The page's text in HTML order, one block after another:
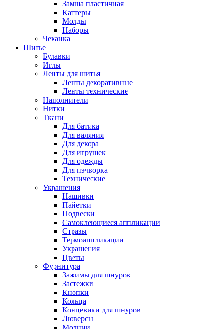
Замша пластичная
Каттеры
Молды
Наборы
Чеканка
Шитье
Булавки
Иглы
Ленты для шитья
Ленты декоративные
Ленты технические
Наполнители
Нитки
Ткани
Для батика
Для валяния
Для декора
Для игрушек
Для одежды
Для пэчворка
Технические
Украшения
Нашивки
Пайетки
Подвески
Самоклеющиеся аппликации
Стразы
Термоаппликации
Украшения
Цветы
Фурнитура
Зажимы для шнуров
Застежки
Кнопки
Кольца
Концевики для шнуров
Люверсы
Молнии